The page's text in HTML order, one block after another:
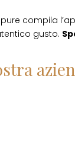
compila
gusto.